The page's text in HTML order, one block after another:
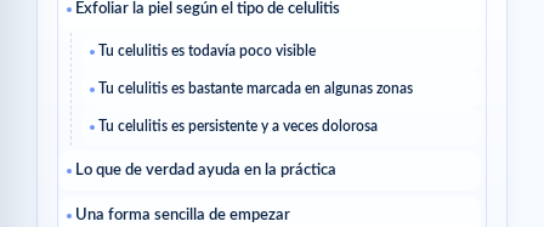
Exfoliar la piel según el tipo de celulitis
Tu celulitis es todavía poco visible
Tu celulitis es bastante marcada en algunas zonas
Tu celulitis es persistente y a veces dolorosa
Lo que de verdad ayuda en la práctica
Una forma sencilla de empezar